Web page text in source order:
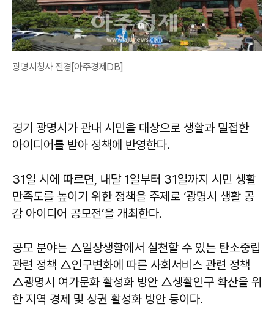
광명시청사 전경[아주경제DB]
경기 광명시가 관내 시민을 대상으로 생활과 밀접한
아이디어를 받아 정책에 반영한다.
31일 시에 따르면, 내달 1일부터 31일까지 시민 생활
만족도를 높이기 위한 정책을 주제로 ‘광명시 생활 공
감 아이디어 공모전’을 개최한다.
공모 분야는 △일상생활에서 실천할 수 있는 탄소중립
관련 정책 △인구변화에 따른 사회서비스 관련 정책
△광명시 여가문화 활성화 방안 △생활인구 확산을 위
한 지역 경제 및 상권 활성화 방안 등이다.